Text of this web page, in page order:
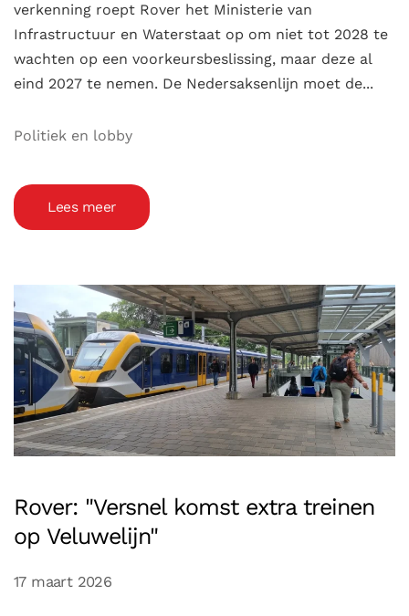
verkenning roept Rover het Ministerie van
Infrastructuur en Waterstaat op om niet tot 2028 te
wachten op een voorkeursbeslissing, maar deze al
eind 2027 te nemen. De Nedersaksenlijn moet de...
Politiek en lobby
Lees meer
Rover: "Versnel komst extra treinen
op Veluwelijn"
17 maart 2026